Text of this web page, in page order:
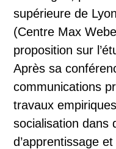
supérieure de
(Centre Max
proposition sur
Après sa
communications
travaux
socialisation dans
d’apprentissage